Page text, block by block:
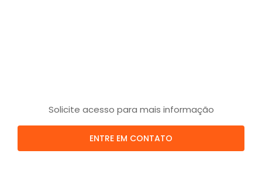
Solicite acesso para mais informação
ENTRE EM CONTATO